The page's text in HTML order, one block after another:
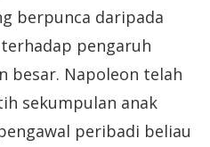
berpunca daripada
pengaruh
besar. Napoleon telah
sekumpulan anak
peribadi beliau